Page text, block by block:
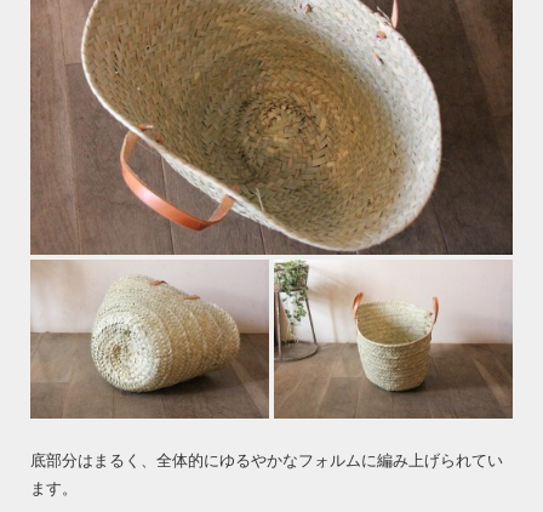
底部分はまるく、全体的にゆるやかなフォルムに編み上げられてい
ます。